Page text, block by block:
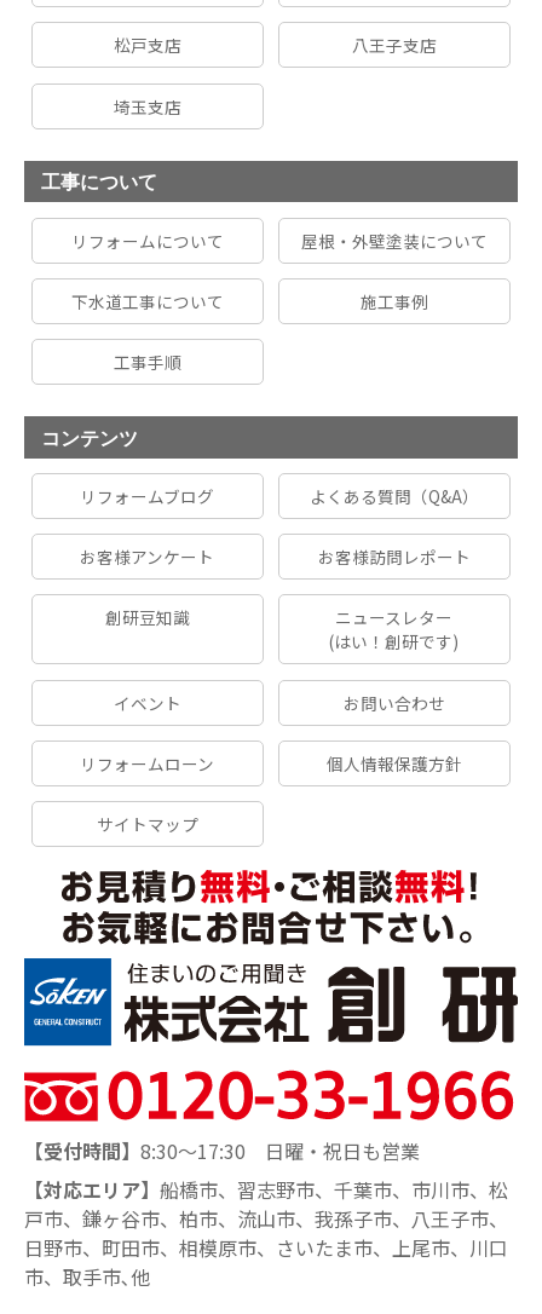
松戸支店 八王子支店
埼玉支店
工事について
リフォームについて 屋根・外壁塗装について
下水道工事について 施工事例
工事手順
コンテンツ
リフォームブログ よくある質問（Q&A）
お客様アンケート お客様訪問レポート
創研豆知識
ニュースレター
(はい！創研です)
イベント お問い合わせ
リフォームローン 個人情報保護方針
サイトマップ
【受付時間】 8:30～17:30 日曜・祝日も営業
【対応エリア】 船橋市、習志野市、千葉市、市川市、松
戸市、鎌ヶ谷市、柏市、流山市、我孫子市、八王子市、
日野市、町田市、相模原市、さいたま市、上尾市、川口
市、取手市､他